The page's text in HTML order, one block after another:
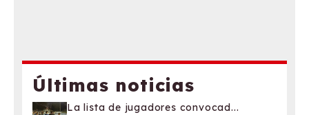
Últimas noticias
La lista de jugadores convocad...